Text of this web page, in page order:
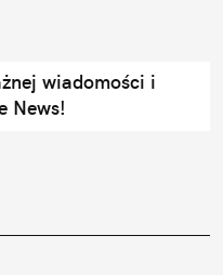
wiadomości i
News!